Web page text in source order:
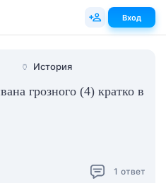
🏺 История
грозного (4) кратко в
1 ответ
Вход